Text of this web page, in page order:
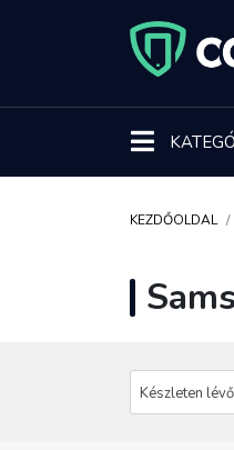
KEZDŐOLDAL
Készleten